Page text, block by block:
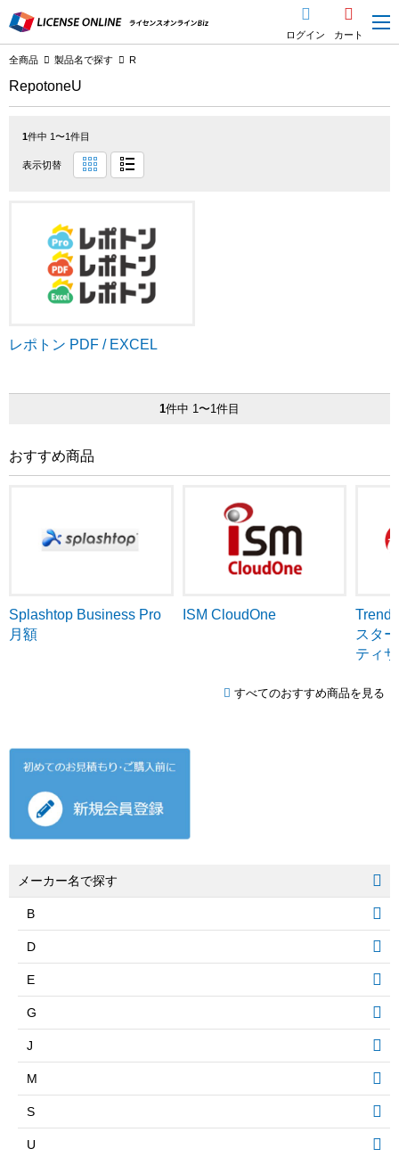
ログイン カート
全商品 製品名で探す R
RepotoneU
1件中 1〜1件目
表示切替
レポトン PDF / EXCEL
1件中 1〜1件目
おすすめ商品
Splashtop Business Pro
月額
ISM CloudOne
Trend
スタ
ティ
すべてのおすすめ商品を見る
メーカー名で探す
B
D
E
G
J
M
S
U